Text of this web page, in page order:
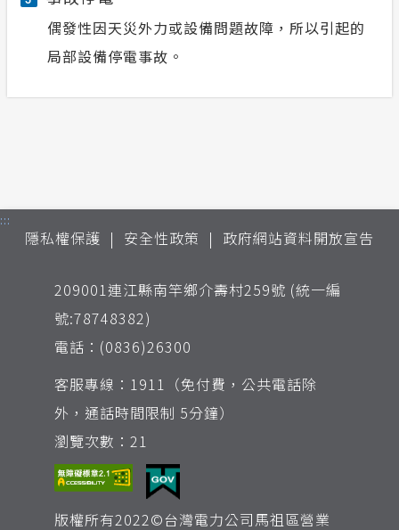
偶發性因天災外力或設備問題故障，所以引起的
局部設備停電事故。
:::
隱私權保護 安全性政策 政府網站資料開放宣告
209001連江縣南竿鄉介壽村259號 (統一編
號:78748382)
電話：(0836)26300
客服專線：1911（免付費，公共電話除
外，通話時間限制 5分鐘）
瀏覽次數：21
版權所有2022©台灣電力公司馬祖區營業